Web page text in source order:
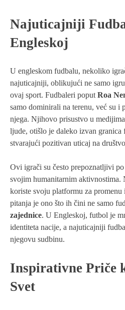
Najuticajniji
Engleskoj
U engleskom fudbalu, nekoliko
najuticajniji, oblikujući ne samo
ovaj sport. Fudbaleri poput Roa
samo dominirali na terenu, već su i
njega. Njihovo prisustvo u
ljude, otišlo je daleko izvan granica
stvarajući pozitivan uticaj na
Ovi igrači su često prepoznatljivi
svojim humanitarnim aktivnostima.
koriste svoju platformu za promenu
pitanja je ono što ih čini ne samo
zajednice. U Engleskoj, futbol je
identiteta nacije, a najuticajniji
njegovu sudbinu.
Inspirativne Priče
Svet